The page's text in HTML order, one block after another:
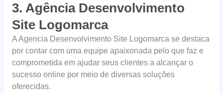
3. Agência Desenvolvimento
Site Logomarca
A Agencia Desenvolvimento Site Logomarca se destaca
por contar com uma equipe apaixonada pelo que faz e
comprometida em ajudar seus clientes a alcançar o
sucesso online por meio de diversas soluções
oferecidas.